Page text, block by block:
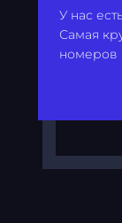
У нас
Самая
номеров